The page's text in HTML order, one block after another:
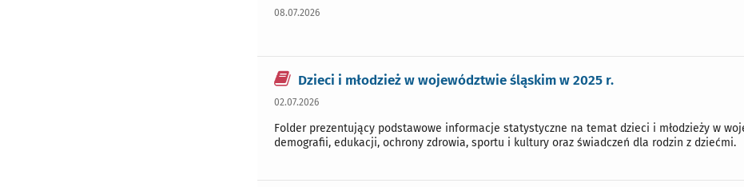
08.07.2026
Dzieci i młodzież w województwie śląskim w 2025 r.
02.07.2026
Folder prezentujący podstawowe informacje statystyczne na temat dzieci i młodzieży w
demografii, edukacji, ochrony zdrowia, sportu i kultury oraz świadczeń dla rodzin z dziećmi.